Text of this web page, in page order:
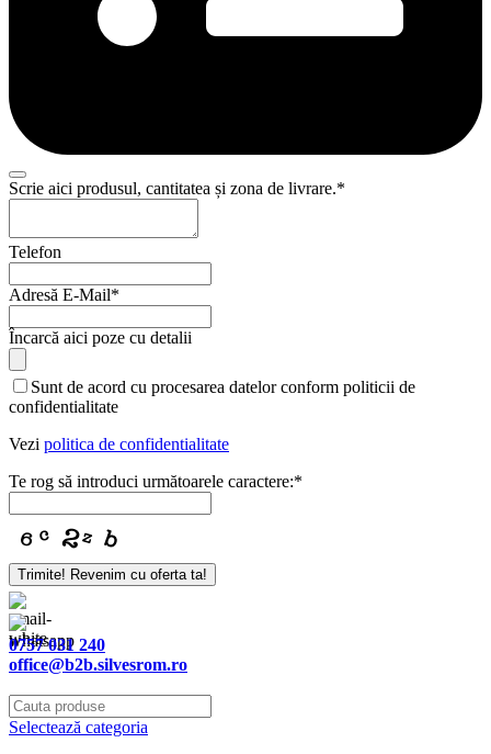
Scrie aici produsul, cantitatea și zona de livrare.*
Telefon
Adresă E-Mail*
Încarcă aici poze cu detalii
Company
Name*
Sunt de acord cu procesarea datelor conform politicii de
confidentialitate
Vezi politica de confidentialitate
Te rog să introduci următoarele caractere:*
Trimite! Revenim cu oferta ta!
0757 031 240
office@b2b.silvesrom.ro
Selectează categoria